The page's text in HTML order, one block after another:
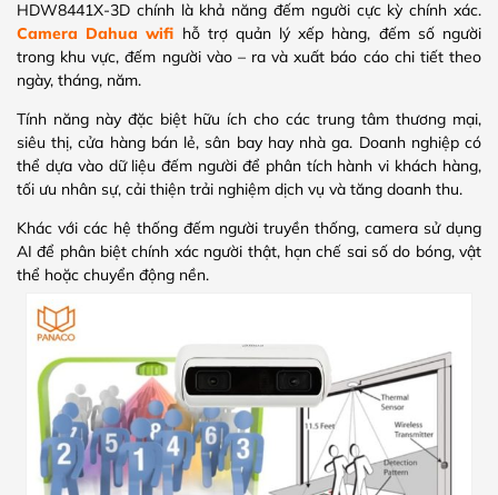
HDW8441X-3D chính là khả năng đếm người cực kỳ chính xác.
Camera Dahua wifi hỗ trợ quản lý xếp hàng, đếm số người
trong khu vực, đếm người vào – ra và xuất báo cáo chi tiết theo
ngày, tháng, năm.
Tính năng này đặc biệt hữu ích cho các trung tâm thương mại,
siêu thị, cửa hàng bán lẻ, sân bay hay nhà ga. Doanh nghiệp có
thể dựa vào dữ liệu đếm người để phân tích hành vi khách hàng,
tối ưu nhân sự, cải thiện trải nghiệm dịch vụ và tăng doanh thu.
Khác với các hệ thống đếm người truyền thống, camera sử dụng
AI để phân biệt chính xác người thật, hạn chế sai số do bóng, vật
thể hoặc chuyển động nền.